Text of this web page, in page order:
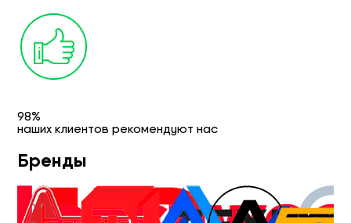
98%
наших клиентов рекомендуют нас
Бренды